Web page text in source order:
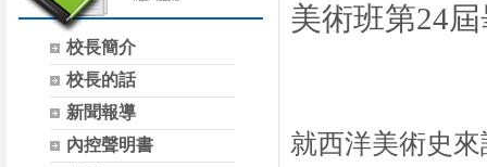
校長簡介
校長的話
新聞報導
內控聲明書
美術班第24
就西洋美術史